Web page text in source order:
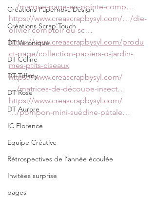
Créations Papernova Design
Créations Scrap'Touch
DT Véronique
DT Céline
DT Tiffany
DT Rose
DT Aurore
IC Florence
Equipe Créative
Rétrospectives de l’année écoulée
Invitées surprise
pages
…/marque-page-en-pointe-comp…
https://www.creascrapbysyl.com/…/die-
olivier-comptoir-du-sc…
https://www.creascrapbysyl.com/produ
ct-page/collection-papiers-o-jardin-
mes-ptits-ciseaux
https://www.creascrapbysyl.com/
…/matrices-de-découpe-insect…
https://www.creascrapbysyl.com/
…/pompon-mini-suédine-pétale…